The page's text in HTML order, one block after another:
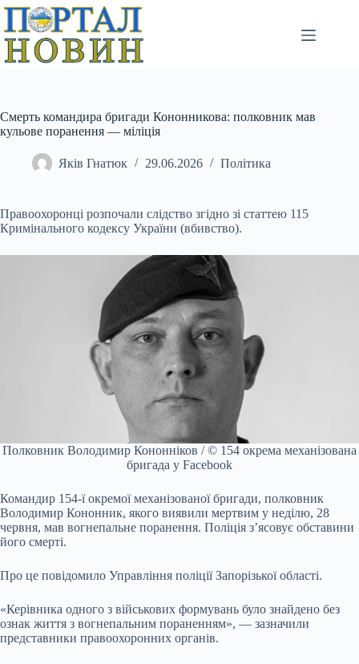
Перейти
вмісту
Смерть командира бригади Кононникова: полковник мав
кульове поранення — міліція
Яків Гнатюк 29.06.2026 Політика
Правоохоронці розпочали слідство згідно зі статтею 115
Кримінального кодексу України (вбивство).
Полковник Володимир Кононніков / © 154 окрема механізована
бригада у Facebook
Командир 154-ї окремої механізованої бригади, полковник
Володимир Кононник, якого виявили мертвим у неділю, 28
червня, мав вогнепальне поранення. Поліція з’ясовує обставини
його смерті.
Про це повідомило Управління поліції Запорізької області.
«Керівника одного з військових формувань було знайдено без
ознак життя з вогнепальним пораненням», — зазначили
представники правоохоронних органів.